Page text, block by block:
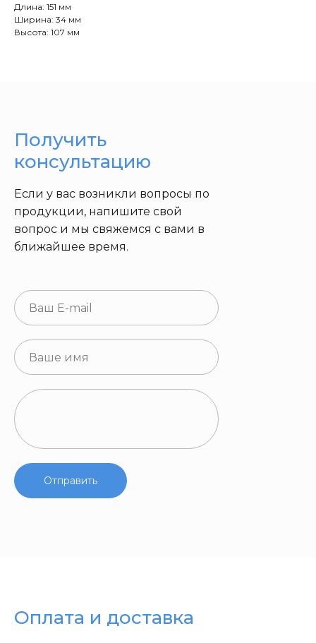
Длина: 151 мм
Ширина: 34 мм
Высота: 107 мм
Отправить
Если у вас возникли вопросы по
продукции, напишите свой
вопрос и мы свяжемся с вами в
ближайшее время.
Получить
консультацию
Оплата и доставка